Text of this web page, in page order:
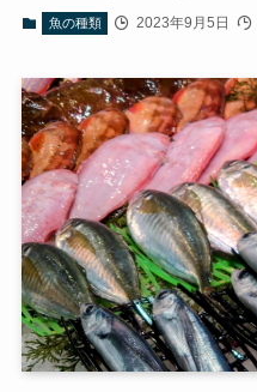
魚の種類 2023年9月5日